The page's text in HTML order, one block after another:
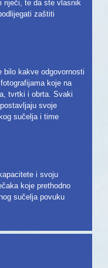
riječi, te da ste vlasnik
zaštiti
bilo kakve odgovornosti
koje na
tvrtki i obrta. Svaki
svoje
sučelja i time
i svoju
koje prethodno
sučelja povuku